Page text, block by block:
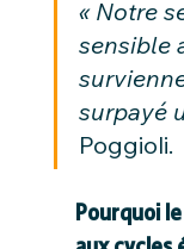
« Notre
sensible
surpayé
Poggioli.
Pourquoi